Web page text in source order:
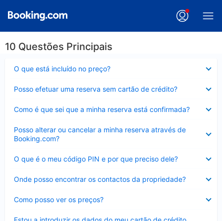
10 Questões Principais
O que está incluído no preço?
fechado
Posso efetuar uma reserva sem cartão de crédito?
fechado
Como é que sei que a minha reserva está confirmada?
fechado
Posso alterar ou cancelar a minha reserva através de
Booking.com?
fechado
O que é o meu código PIN e por que preciso dele?
fechado
Onde posso encontrar os contactos da propriedade?
fechado
Como posso ver os preços?
fechado